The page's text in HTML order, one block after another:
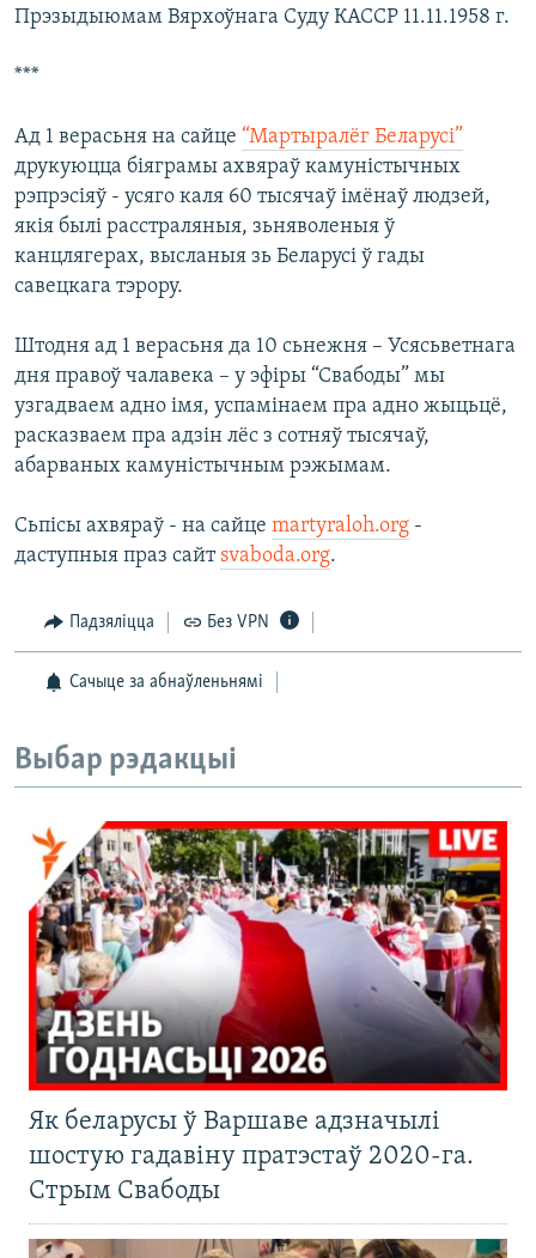
Прэзыдыюмам Вярхоўнага Суду КАССР 11.11.1958 г.
***
Ад 1 верасьня на сайце “Мартыралёг Беларусі”
друкуюцца біяграмы ахвяраў камуністычных
рэпрэсіяў - усяго каля 60 тысячаў імёнаў людзей,
якія былі расстраляныя, зьняволеныя ў
канцлягерах, высланыя зь Беларусі ў гады
савецкага тэрору.
Штодня ад 1 верасьня да 10 сьнежня – Усясьветнага
дня правоў чалавека – у эфіры “Свабоды” мы
узгадваем адно імя, успамінаем пра адно жыцьцё,
расказваем пра адзін лёс з сотняў тысячаў,
абарваных камуністычным рэжымам.
Сьпісы ахвяраў - на сайце martyraloh.org -
даступныя праз сайт svaboda.org.
Падзяліцца Без VPN
Сачыце за абнаўленьнямі
Выбар рэдакцыі
Як беларусы ў Варшаве адзначылі
шостую гадавіну пратэстаў 2020-га.
Стрым Свабоды